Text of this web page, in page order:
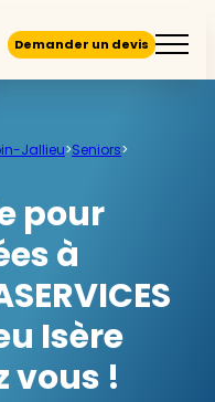
Demander un devis
Jallieu>Seniors>
pour
à
Isère
vous !